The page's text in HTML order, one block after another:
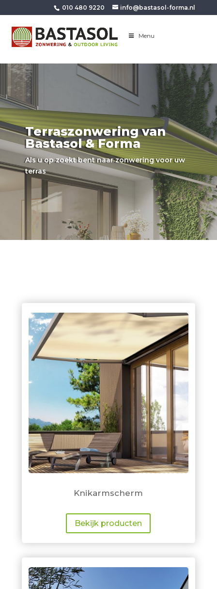
010 480 9220 info@bastasol-forma.nl
Menu
Terraszonwering van
Bastasol & Forma
Als u op zoekt bent naar zonwering voor uw
terras
Knikarmscherm
Bekijk producten